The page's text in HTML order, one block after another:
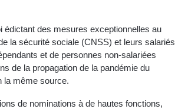
édictant des mesures exceptionnelles au
la sécurité sociale (CNSS) et leurs salariés
et de personnes non-salariées
de la propagation de la pandémie du
la même source.
de nominations à de hautes fonctions,